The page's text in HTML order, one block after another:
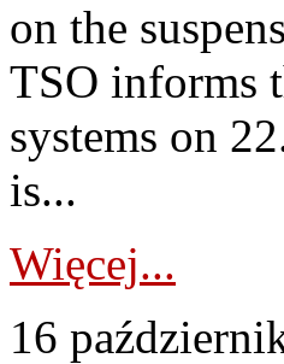
on the
TSO informs
systems on
is...
Więcej...
16